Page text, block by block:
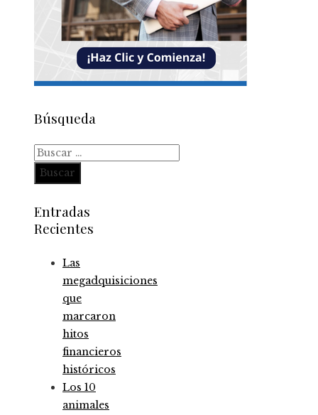
Búsqueda
Buscar:
Entradas
Recientes
Las
megadquisiciones
que
marcaron
hitos
financieros
históricos
Los 10
animales